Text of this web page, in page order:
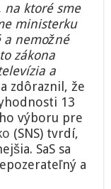
na ktoré sme
ministerku
a nemožné
zákona
a
zdôraznil, že
13
výboru pre
(SNS) tvrdí,
SaS sa
a